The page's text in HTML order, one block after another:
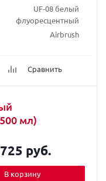
UF-08 белый
флуоресцентный
Airbrush
Сравнить
мл)
руб.
В корзину